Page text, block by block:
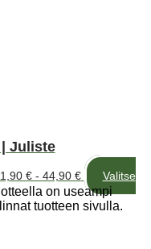
Juliste
€ - 44,90 €
Valitse
on useampi
tuotteen sivulla.